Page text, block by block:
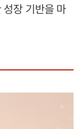
장 기반을 마